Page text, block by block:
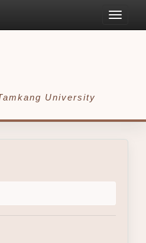
Toggle
University